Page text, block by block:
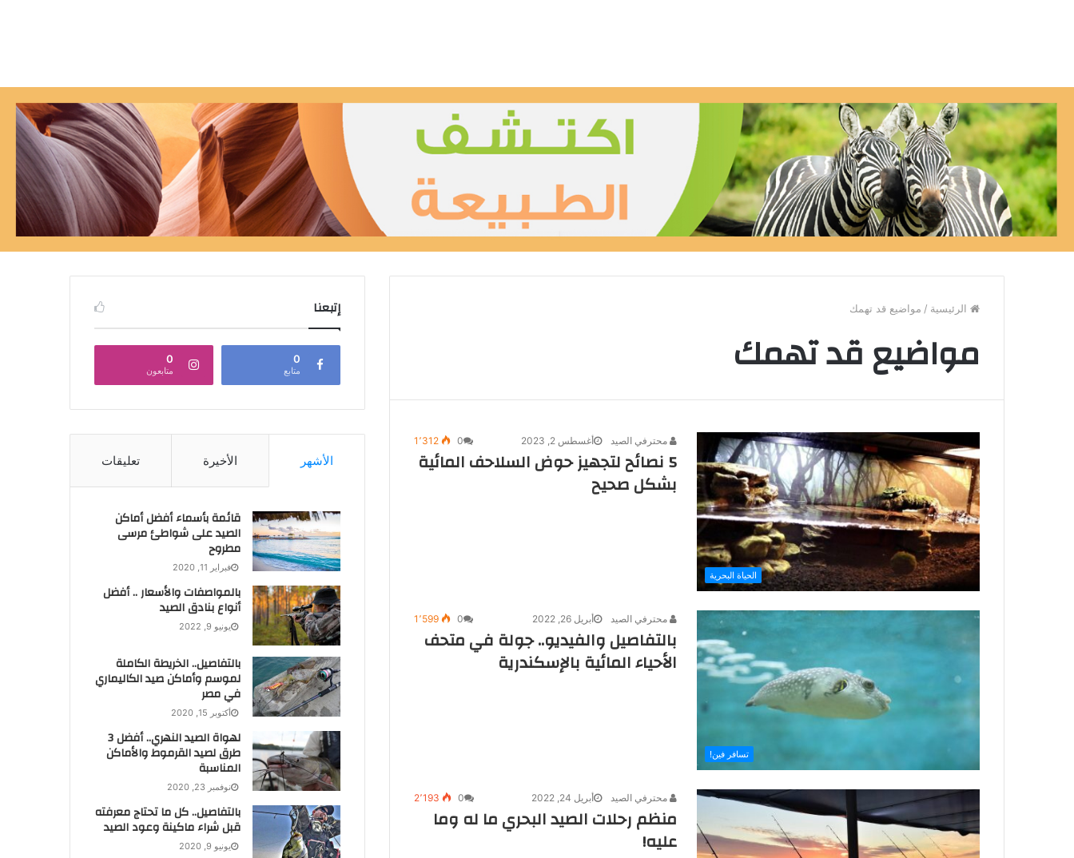
الرئيسية / مواضيع قد تهمك
مواضيع قد تهمك
الحياة البحرية
محترفي الصيد أغسطس 2, 2023 0 1٬312
5 نصائح لتجهيز حوض السلاحف المائية
بشكل صحيح
تسافر فين!
محترفي الصيد أبريل 26, 2022 0 1٬599
بالتفاصيل والفيديو.. جولة في متحف
الأحياء المائية بالإسكندرية
محترفي الصيد أبريل 24, 2022 0 2٬193
منظم رحلات الصيد البحري ما له وما
عليه!
إتبعنا
0
متابع
0
متابعون
الأشهر الأخيرة تعليقات
قائمة بأسماء أفضل أماكن
الصيد على شواطئ مرسى
مطروح
فبراير 11, 2020
بالمواصفات والأسعار .. أفضل
أنواع بنادق الصيد
يونيو 9, 2022
بالتفاصيل.. الخريطة الكاملة
لموسم وأماكن صيد الكاليماري
في مصر
أكتوبر 15, 2020
لهواة الصيد النهري.. أفضل 3
طرق لصيد القرموط والأماكن
المناسبة
نوفمبر 23, 2020
بالتفاصيل.. كل ما تحتاج معرفته
قبل شراء ماكينة وعود الصيد
يونيو 9, 2020